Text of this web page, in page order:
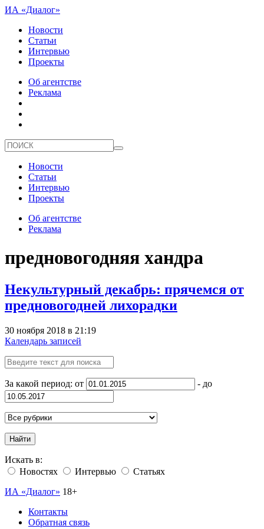
ИА «Диалог»
Новости
Статьи
Интервью
Проекты
Об агентстве
Реклама
Новости
Статьи
Интервью
Проекты
Об агентстве
Реклама
предновогодняя хандра
Некультурный декабрь: прячемся от
предновогодней лихорадки
30 ноября 2018 в 21:19
Календарь записей
За какой период: от - до
Найти
Искать в:
Новостях
Интервью
Статьях
ИА «Диалог» 18+
Контакты
Обратная связь